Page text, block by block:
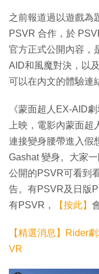
之前報道過以遊戲為
PSVR 合作，於
官方正式公開內容，
AID和風魔對決，以
可以在內文的體驗連
《蒙面超人EX-AID
上映，電影內蒙面超
連接變身腰帶進入假
Gashat 變身。大家
公開的PSVR可看到
告。有PSVR及日版
有PSVR，
【按此】
【精選消息】Rider
VR